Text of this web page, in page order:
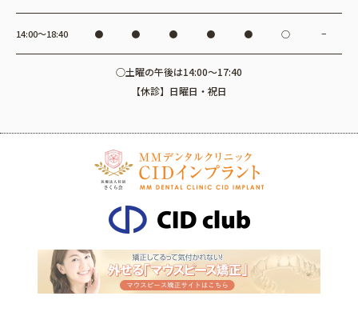
14:00〜18:40 ● ● ● ● ● ○ −
○土曜の午後は14:00～17:40
【休診】日曜日・祝日